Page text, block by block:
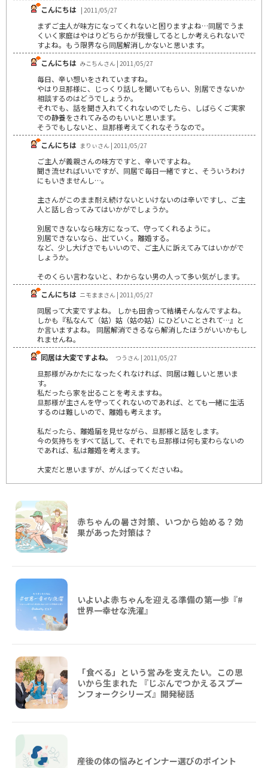
こんにちは | 2011/05/27
まずご主人が味方になってくれないと困りますよね…同居でうま
くいく家庭はやはりどちらかが我慢してるとしか考えられないで
すよね。もう限界なら同居解消しかないと思います。
こんにちは みこちんさん | 2011/05/27
毎日、辛い想いをされていますね。
やはり旦那様に、じっくり話しを聞いてもらい、別居できないか
相談するのはどうでしょうか。
それでも、話を聞き入れてくれないのでしたら、しばらくご実家
での静養をされてみるのもいいと思います。
そうでもしないと、旦那様考えてくれなそうなので。
こんにちは まりぃさん | 2011/05/27
ご主人が義親さんの味方ですと、辛いですよね。
聞き流せればいいですが、同居で毎日一緒ですと、そういうわけ
にもいきませんし…。
主さんがこのまま耐え続けないといけないのは辛いですし、ご主
人と話し合ってみてはいかがでしょうか。
別居できないなら味方になって、守ってくれるように。
別居できないなら、出ていく。離婚する。
など、少し大げさでもいいので、ご主人に訴えてみてはいかがで
しょうか。
そのくらい言わないと、わからない男の人って多い気がします。
こんにちは ニモままさん | 2011/05/27
同居って大変ですよね。 しかも田舎って結構そんなんですよね。
しかも『私なんて（姑）姑（姑の姑）にひどいことされて…』と
か言いますよね。 同居解消できるなら解消したほうがいいかもし
れませんね。
同居は大変ですよね。
つうさん | 2011/05/27
旦那様がみかたになったくれなければ、同居は難しいと思いま
す。
私だったら家を出ることを考えますね。
旦那様が主さんを守ってくれないのであれば、とても一緒に生活
するのは難しいので、離婚も考えます。
私だったら、離婚届を見せながら、旦那様と話をします。
今の気持ちをすべて話して、それでも旦那様は何も変わらないの
であれば、私は離婚を考えます。
大変だと思いますが、がんばってくださいね。
赤ちゃんの暑さ対策、いつから始める？効
果があった対策は？
いよいよ赤ちゃんを迎える準備の第一歩『#
世界一幸せな洗濯』
「食べる」という営みを支えたい。この思
いから生まれた 『じぶんでつかえるスプー
ンフォークシリーズ』開発秘話
産後の体の悩みとインナー選びのポイント